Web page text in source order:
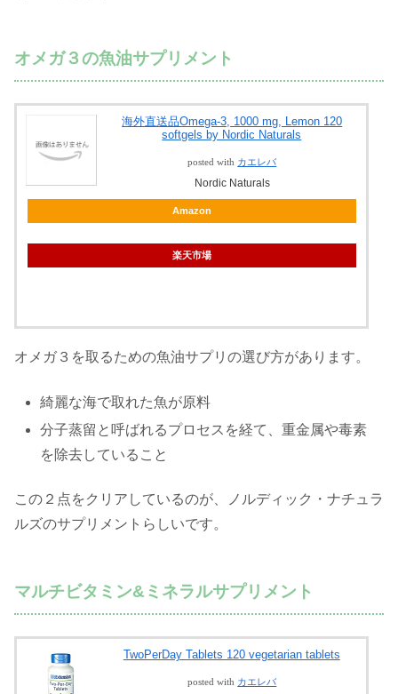
オメガ３の魚油サプリメント
海外直送品Omega-3, 1000 mg, Lemon 120
softgels by Nordic Naturals
posted with カエレバ
Nordic Naturals
Amazon
楽天市場
オメガ３を取るための魚油サプリの選び方があります。
綺麗な海で取れた魚が原料
分子蒸留と呼ばれるプロセスを経て、重金属や毒素
を除去していること
この２点をクリアしているのが、ノルディック・ナチュラ
ルズのサプリメントらしいです。
マルチビタミン&ミネラルサプリメント
TwoPerDay Tablets 120 vegetarian tablets
posted with カエレバ